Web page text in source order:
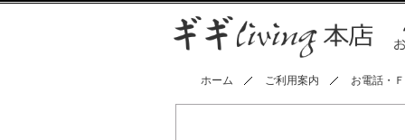
ホーム ご利用案内 お電話・